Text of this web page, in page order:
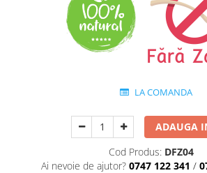
Ceaiuri medicinale
Tincturi si siropuri
Perne de Sare
LA COMANDA
ADAUGA
Cod Produs: DFZ04
Ai nevoie de ajutor? 0747 122 341 /